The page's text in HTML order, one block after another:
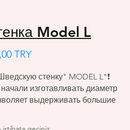
Model L
TRYЦена
стенку" MODEL L"❗
изготавливать диаметр
выдерживать большие
: